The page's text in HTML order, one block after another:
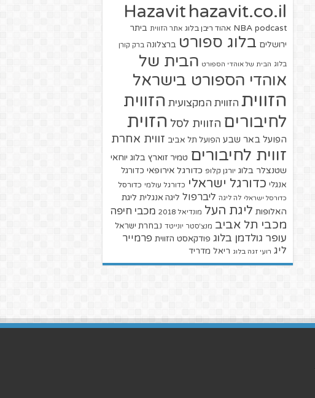
Hazavit hazavit.co.il
NBA podcast אהוד ריבן בלוג אתר הזווית ביתר
ירושלים בלוג ספורט ברצלונה ברק קורן
בלוג הבית של אוהדי הספורט הבית של
אוהדי הספורט בישראל
הזווית הזווית המקצועית הזווית
לחיבורים הזווית לסל הזוית
הפועל באר שבע הפועל תל אביב זווית אחרת
זווית לחיבורים טמיר זוארץ בלוג יוחאי
שטנצלר בלוג יורגן קלופ כדורגל אירופאי כדורגל
אנגלי כדורגל ישראלי כדורגל עולמי כדורסל
כדורסל ישראלי לה ליגה ליברפול ליגה אנגלית ליגת
האלופות ליגת העל מונדיאל 2018 מכבי חיפה
מכבי תל אביב מנצ'סטר יונייטד נבחרת ישראל
עופר גולדמן בלוג פודקאסט הזווית פרמייר
ליג רועי זגה בלוג ריאל מדריד